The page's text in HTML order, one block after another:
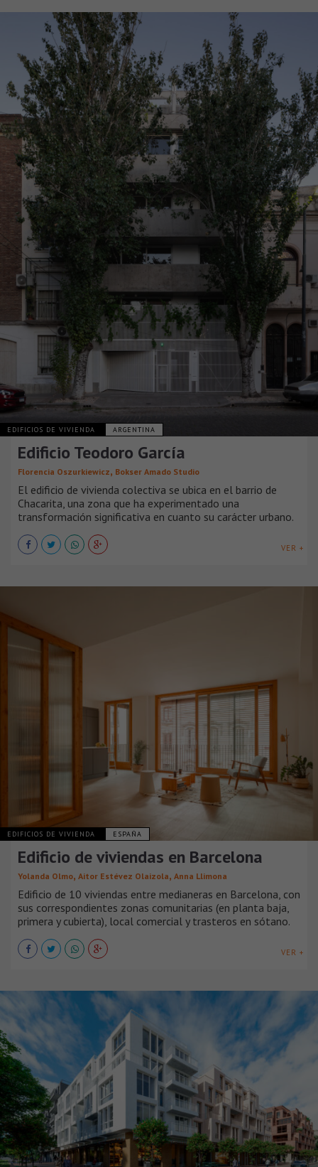
EDIFICIOS DE VIVIENDA ARGENTINA
Edificio Teodoro García
Florencia Oszurkiewicz, Bokser Amado Studio
El edificio de vivienda colectiva se ubica en el barrio de
Chacarita, una zona que ha experimentado una
transformación significativa en cuanto su carácter urbano.
VER +
EDIFICIOS DE VIVIENDA ESPAÑA
Edificio de viviendas en Barcelona
Yolanda Olmo, Aitor Estévez Olaizola, Anna Llimona
Edificio de 10 viviendas entre medianeras en Barcelona, con
sus correspondientes zonas comunitarias (en planta baja,
primera y cubierta), local comercial y trasteros en sótano.
VER +